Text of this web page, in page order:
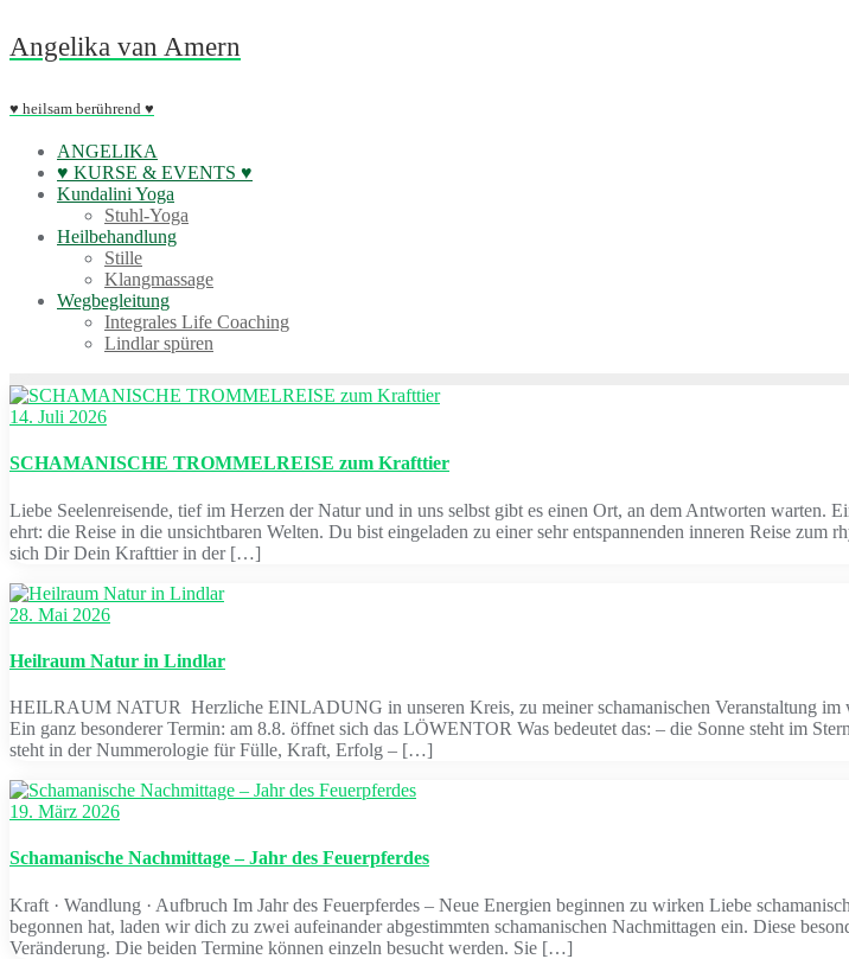
Skip
to
Angelika van Amern
♥ heilsam berührend ♥
ANGELIKA
♥ KURSE & EVENTS ♥
Kundalini Yoga
Stuhl-Yoga
Heilbehandlung
Stille
Klangmassage
Wegbegleitung
Integrales Life Coaching
Lindlar spüren
14. Juli 2026
SCHAMANISCHE TROMMELREISE zum Krafttier
Liebe Seelenreisende, tief im Herzen der Natur und in uns selbst gibt es einen Ort, an dem Antworten warten.
ehrt: die Reise in die unsichtbaren Welten. Du bist eingeladen zu einer sehr entspannenden inneren Reise zum
sich Dir Dein Krafttier in der […]
28. Mai 2026
Heilraum Natur in Lindlar
HEILRAUM NATUR Herzliche EINLADUNG in unseren Kreis, zu meiner schamanischen Veranstaltung im
Ein ganz besonderer Termin: am 8.8. öffnet sich das LÖWENTOR Was bedeutet das: – die Sonne steht im
steht in der Nummerologie für Fülle, Kraft, Erfolg – […]
19. März 2026
Schamanische Nachmittage – Jahr des Feuerpferdes
Kraft · Wandlung · Aufbruch Im Jahr des Feuerpferdes – Neue Energien beginnen zu wirken Liebe
begonnen hat, laden wir dich zu zwei aufeinander abgestimmten schamanischen Nachmittagen ein. Diese
Veränderung. Die beiden Termine können einzeln besucht werden. Sie […]